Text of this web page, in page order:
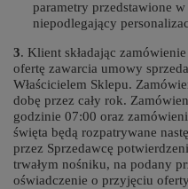
parametry przedstawione
niepodlegający
3. Klient składając
ofertę zawarcia umowy
Właścicielem Sklepu.
dobę przez cały rok.
godzinie 07:00 oraz
święta będą rozpatrywane
przez Sprzedawcę
trwałym nośniku, na podany
oświadczenie o przyjęciu